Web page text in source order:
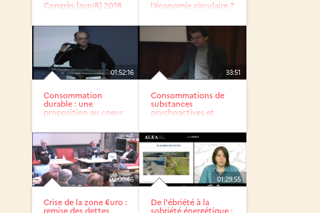
Congrès [avniR] 2018
l’économie circulaire ?
01:52:16
Consommation
durable : une
proposition au coeur
33:51
Consommations de
substances
psychoactives et
02:06:46
Crise de la zone €uro :
remise des dettes
01:29:55
De l'ébriété à la
sobriété énergétique :